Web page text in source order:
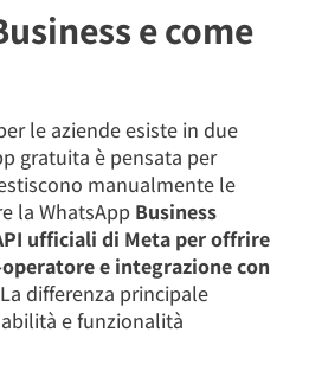
e come
le aziende esiste in due
gratuita è pensata per
manualmente le
la WhatsApp Business
ufficiali di Meta per offrire
e integrazione con
differenza principale
e funzionalità